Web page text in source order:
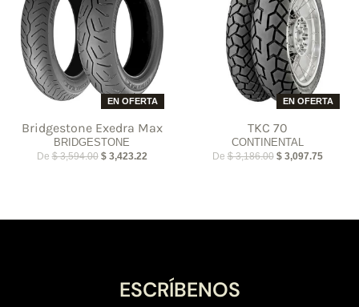
EN OFERTA
Bridgestone Exedra Max
BRIDGESTONE
De $ 3,594.00 $ 3,423.22
EN OFERTA
TKC 70
CONTINENTAL
De $ 3,186.00 $ 3,097.75
ESCRÍBENOS